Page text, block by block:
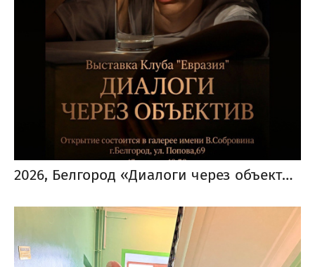
2026, Белгород «Диалоги через объектив»